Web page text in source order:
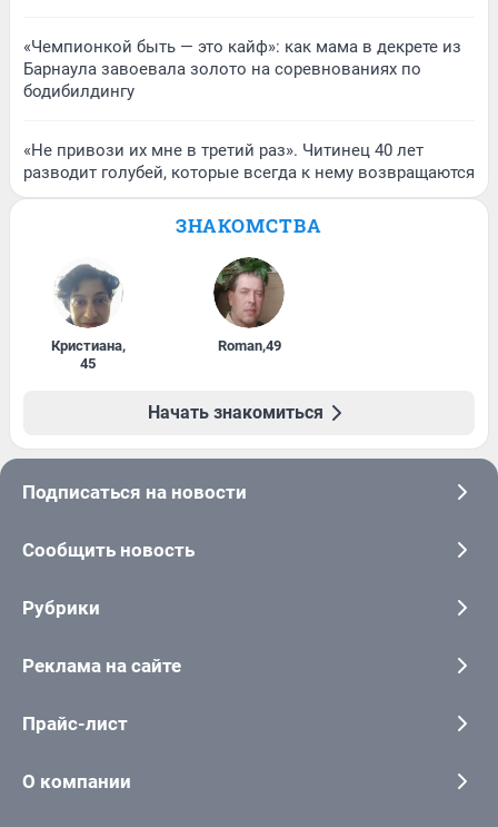
«Чемпионкой быть — это кайф»: как мама в декрете из
Барнаула завоевала золото на соревнованиях по
бодибилдингу
«Не привози их мне в третий раз». Читинец 40 лет
разводит голубей, которые всегда к нему возвращаются
ЗНАКОМСТВА
Кристиана,
45
Roman,49
Начать знакомиться
Подписаться на новости
Сообщить новость
Рубрики
Реклама на сайте
Прайс-лист
О компании